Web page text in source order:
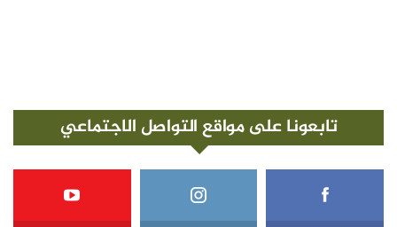
تابعونا على مواقع التواصل الاجتماعي